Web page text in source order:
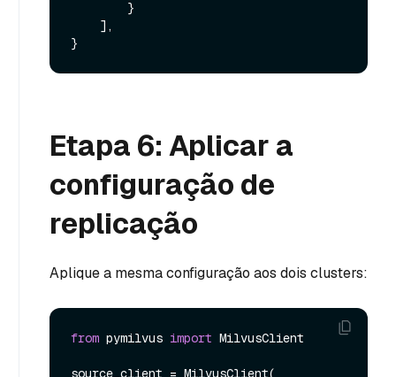
Etapa 6: Aplicar a
configuração de
replicação
Aplique a mesma configuração aos dois clusters:
from pymilvus import MilvusClient
source_client = MilvusClient(